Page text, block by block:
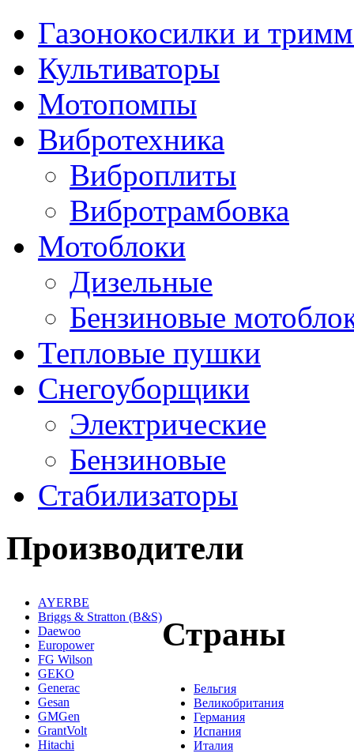
Газонокосилки и
Культиваторы
Мотопомпы
Вибротехника
Виброплиты
Вибротрамбовка
Мотоблоки
Дизельные
Бензиновые
Тепловые пушки
Снегоуборщики
Электрические
Бензиновые
Стабилизаторы
Производители
AYERBE
Briggs & Stratton (B&S)
Daewoo
Europower
FG Wilson
GEKO
Generac
Gesan
GMGen
GrantVolt
Hitachi
Страны
Бельгия
Великобритания
Германия
Испания
Италия